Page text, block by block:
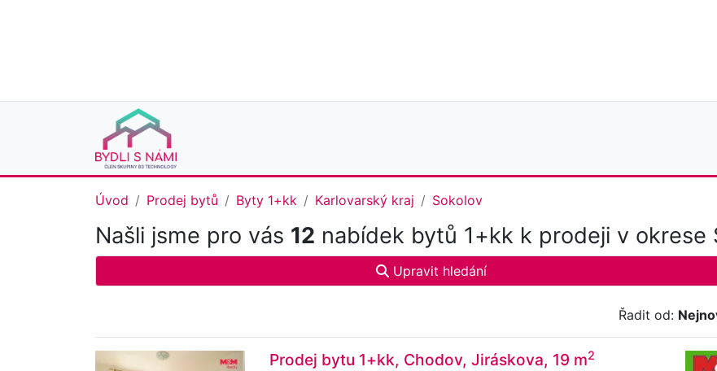
Úvod Prodej bytů Byty 1+kk Karlovarský kraj Sokolov
Našli jsme pro vás 12 nabídek bytů 1+kk k prodeji v okrese
Upravit hledání
Řadit od:
Prodej bytu 1+kk, Chodov, Jiráskova, 19 m2